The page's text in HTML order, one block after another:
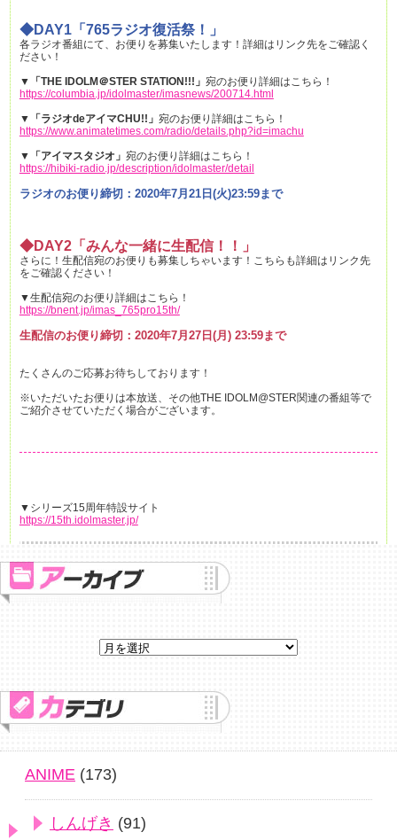
◆DAY1「765ラジオ復活祭！」
各ラジオ番組にて、お便りを募集いたします！詳細はリンク先をご確認く
ださい！
▼
「THE IDOLM＠STER STATION!!!」 宛のお便り詳細はこちら！
https://columbia.jp/idolmaster/imasnews/200714.html
▼
「ラジオdeアイマCHU!!」 宛のお便り詳細はこちら！
https://www.animatetimes.com/radio/details.php?id=imachu
▼
「アイマスタジオ」 宛のお便り詳細はこちら！
https://hibiki-radio.jp/description/idolmaster/detail
ラジオのお便り締切：2020年7月21日(火)23:59まで
◆DAY2「みんな一緒に生配信！！」
さらに！生配信宛のお便りも募集しちゃいます！こちらも詳細はリンク先
をご確認ください！
▼生配信宛のお便り詳細はこちら！
https://bnent.jp/imas_765pro15th/
生配信のお便り締切：2020年7月27日(月) 23:59まで
たくさんのご応募お待ちしております！
※いただいたお便りは本放送、その他THE IDOLM@STER関連の番組等で
ご紹介させていただく場合がございます。
▼シリーズ15周年特設サイト
https://15th.idolmaster.jp/
ANIME (173)
しんげき (91)